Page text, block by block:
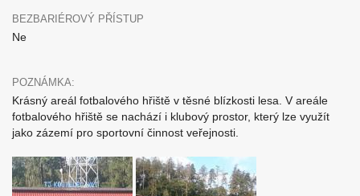
BEZBARIÉROVÝ PŘÍSTUP
Ne
POZNÁMKA:
Krásný areál fotbalového hřiště v těsné blízkosti lesa. V areále
fotbalového hřiště se nachází i klubový prostor, který lze využít
jako zázemí pro sportovní činnost veřejnosti.